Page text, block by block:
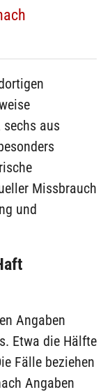
aus
Missbrauch
und
Angaben
Etwa die Hälfte
Fälle beziehen
Angaben